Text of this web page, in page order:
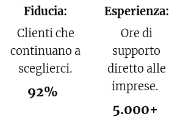
Fiducia:
Clienti che
continuano a
sceglierci.
92%
Esperienza:
Ore di
supporto
diretto alle
imprese.
5.000+